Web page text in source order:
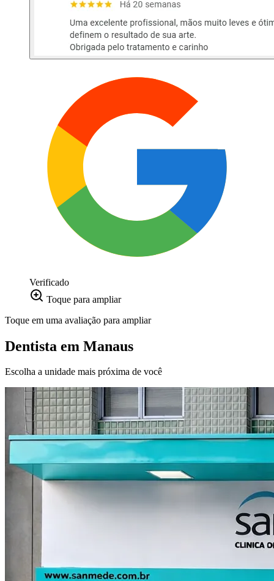
Verificado
Toque para ampliar
Toque em uma avaliação para ampliar
Dentista em Manaus
Escolha a unidade mais próxima de você